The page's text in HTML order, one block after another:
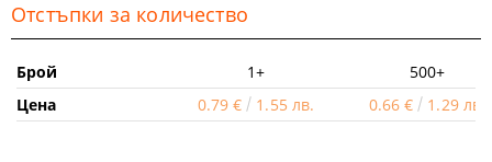
Отстъпки за количество
Брой 1+
500+
Цена
0.79 € 1.55 лв. 0.66 € 1.29 лв.